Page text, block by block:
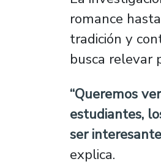
romance
tradición y
busca relevar
“Queremos
estudiantes,
ser
explica.